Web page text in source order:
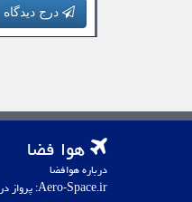
درج دیدگاه
هوا فضا
درباره هوافضا
Aero-Space.ir: پرواز در دنیای دانش و فناوری های هوایی و فضایی، از زمین تا کهکشان